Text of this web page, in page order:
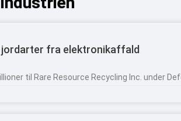
fra elektronikaffald
til Rare Resource Recycling Inc. under